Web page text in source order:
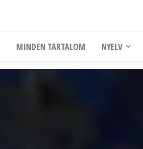
MINDEN TARTALOM NYELV